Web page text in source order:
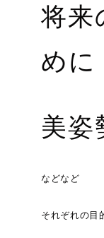
将来
めに
美
などなど
それぞれの目